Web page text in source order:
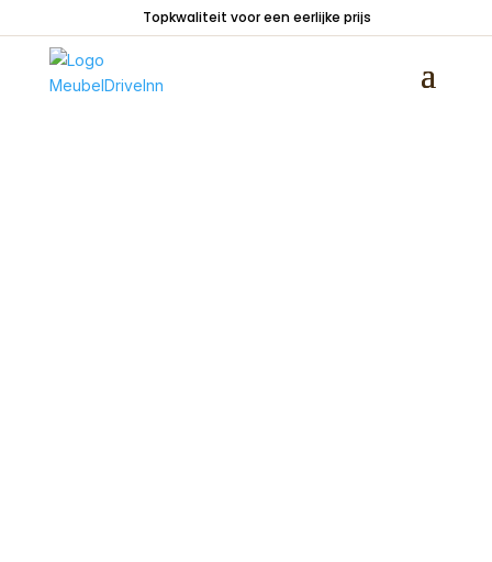
Topkwaliteit voor een eerlijke prijs
Zitmeubelen/Stoelen/Stoelen zonder
armleuning
verticaal